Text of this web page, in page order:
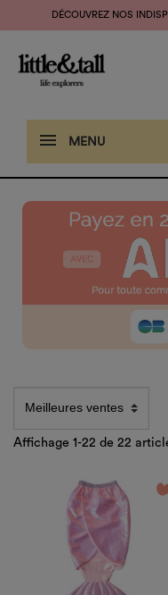
DÉCOUVREZ NOS
MENU
Affichage 1-22 de 22